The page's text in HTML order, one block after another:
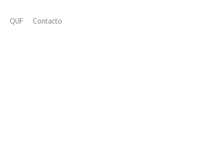
QUF Contacto